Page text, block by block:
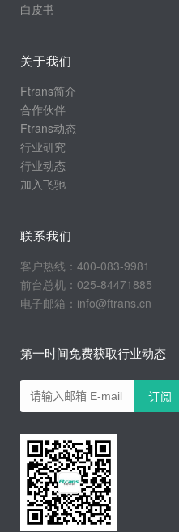
白皮书
关于我们
Ftrans简介
合作伙伴
Ftrans动态
行业研究
行业动态
加入飞驰
联系我们
客户热线：400-083-9981
前台总机：025-84471885
电子邮箱：info@ftrans.cn
第一时间免费获取行业动态